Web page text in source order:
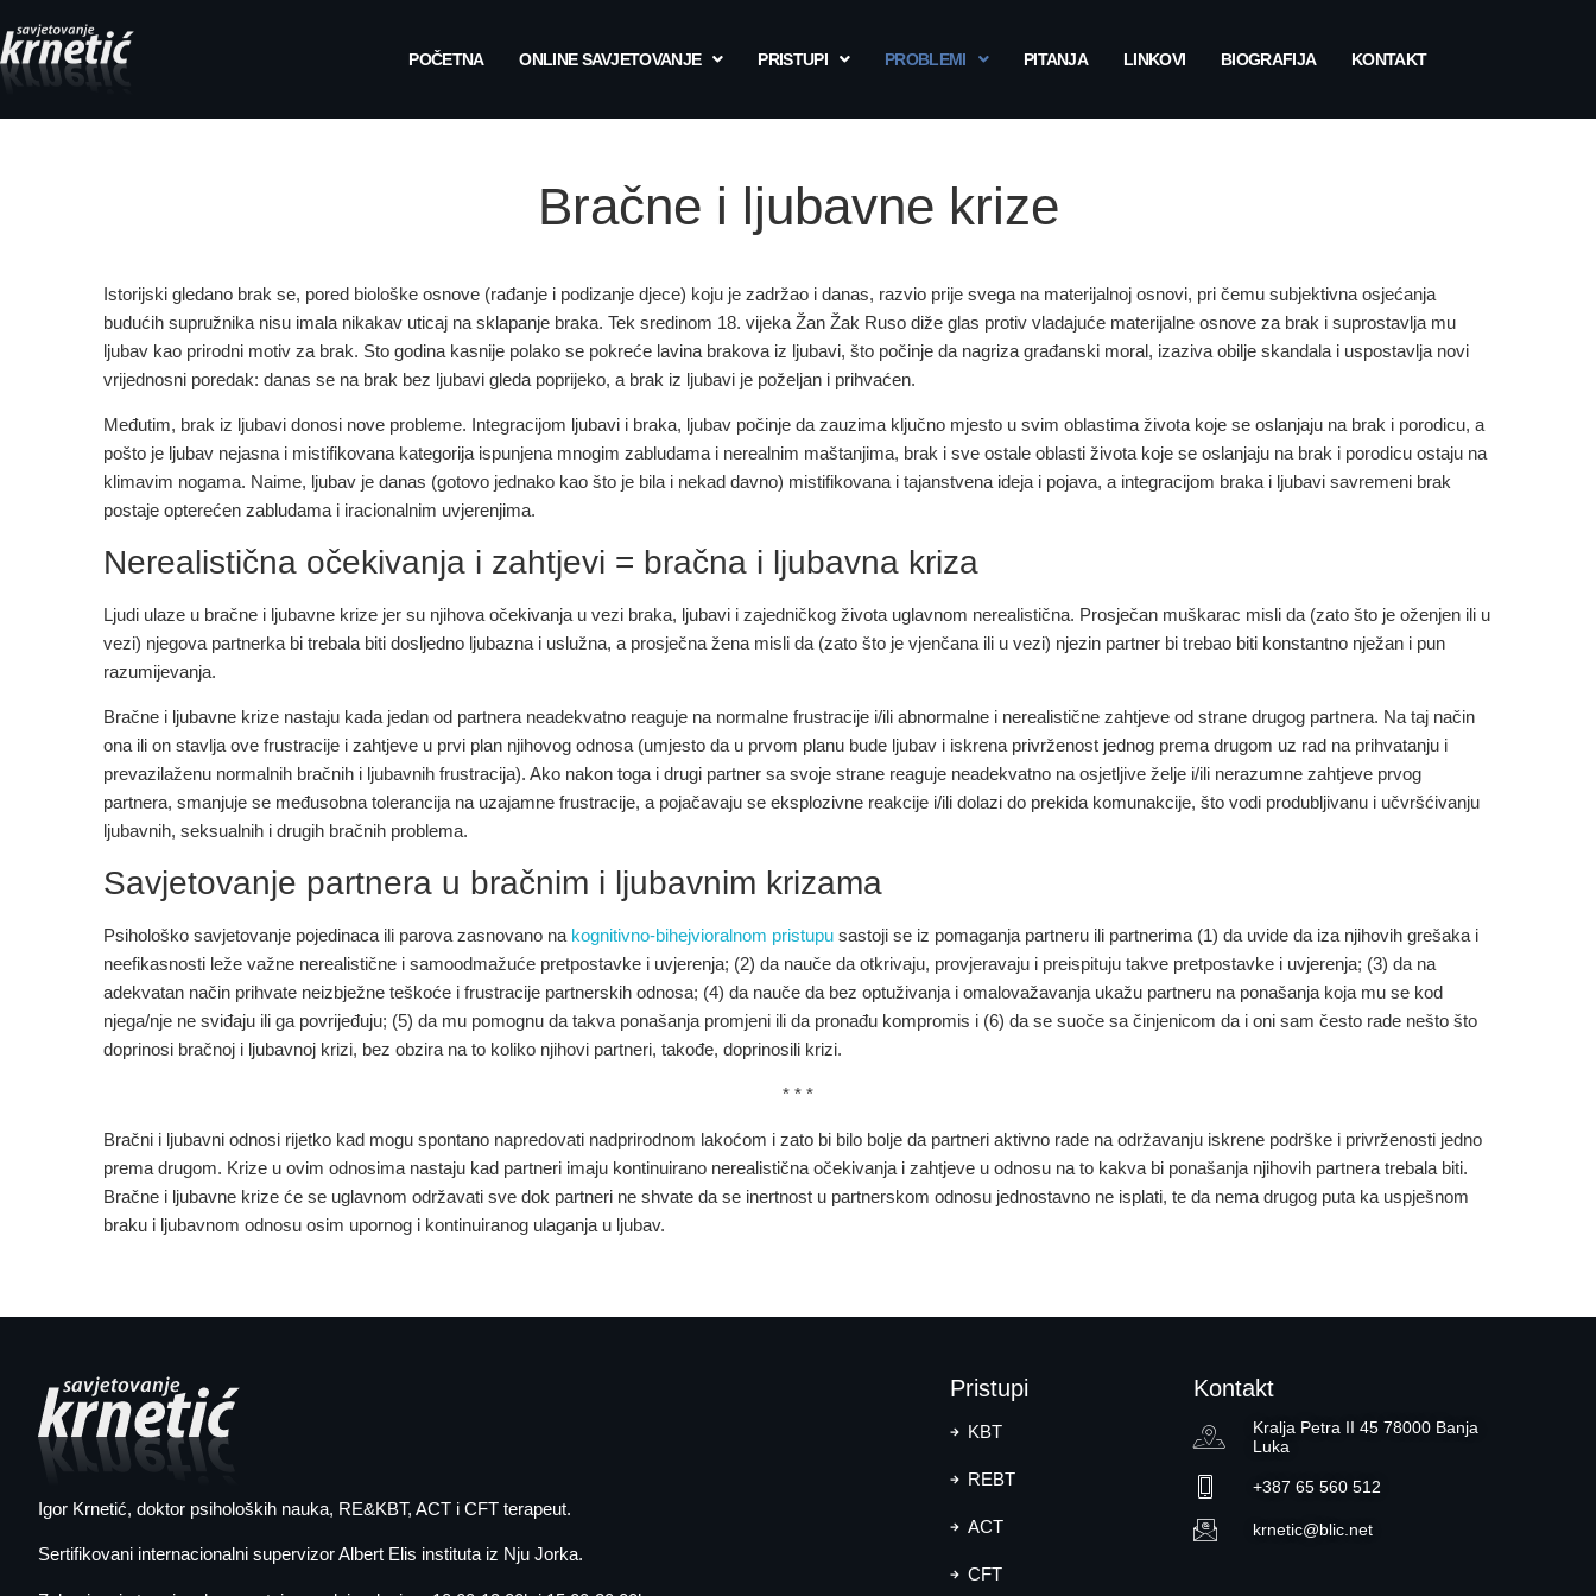
POČETNA ONLINE SAVJETOVANJE PRISTUPI PROBLEMI PITANJA LINKOVI BIOGRAFIJA KONTAKT
Bračne i ljubavne krize
Istorijski gledano brak se, pored biološke osnove (rađanje i podizanje djece) koju je zadržao i danas, razvio prije svega na materijalnoj osnovi, pri čemu subjektivna osjećanja
budućih supružnika nisu imala nikakav uticaj na sklapanje braka. Tek sredinom 18. vijeka Žan Žak Ruso diže glas protiv vladajuće materijalne osnove za brak i suprostavlja mu
ljubav kao prirodni motiv za brak. Sto godina kasnije polako se pokreće lavina brakova iz ljubavi, što počinje da nagriza građanski moral, izaziva obilje skandala i uspostavlja novi
vrijednosni poredak: danas se na brak bez ljubavi gleda poprijeko, a brak iz ljubavi je poželjan i prihvaćen.
Međutim, brak iz ljubavi donosi nove probleme. Integracijom ljubavi i braka, ljubav počinje da zauzima ključno mjesto u svim oblastima života koje se oslanjaju na brak i porodicu, a
pošto je ljubav nejasna i mistifikovana kategorija ispunjena mnogim zabludama i nerealnim maštanjima, brak i sve ostale oblasti života koje se oslanjaju na brak i porodicu ostaju na
klimavim nogama. Naime, ljubav je danas (gotovo jednako kao što je bila i nekad davno) mistifikovana i tajanstvena ideja i pojava, a integracijom braka i ljubavi savremeni brak
postaje opterećen zabludama i iracionalnim uvjerenjima.
Nerealistična očekivanja i zahtjevi = bračna i ljubavna kriza
Ljudi ulaze u bračne i ljubavne krize jer su njihova očekivanja u vezi braka, ljubavi i zajedničkog života uglavnom nerealistična. Prosječan muškarac misli da (zato što je oženjen ili u
vezi) njegova partnerka bi trebala biti dosljedno ljubazna i uslužna, a prosječna žena misli da (zato što je vjenčana ili u vezi) njezin partner bi trebao biti konstantno nježan i pun
razumijevanja.
Bračne i ljubavne krize nastaju kada jedan od partnera neadekvatno reaguje na normalne frustracije i/ili abnormalne i nerealistične zahtjeve od strane drugog partnera. Na taj način
ona ili on stavlja ove frustracije i zahtjeve u prvi plan njihovog odnosa (umjesto da u prvom planu bude ljubav i iskrena privrženost jednog prema drugom uz rad na prihvatanju i
prevazilaženu normalnih bračnih i ljubavnih frustracija). Ako nakon toga i drugi partner sa svoje strane reaguje neadekvatno na osjetljive želje i/ili nerazumne zahtjeve prvog
partnera, smanjuje se međusobna tolerancija na uzajamne frustracije, a pojačavaju se eksplozivne reakcije i/ili dolazi do prekida komunakcije, što vodi produbljivanu i učvršćivanju
ljubavnih, seksualnih i drugih bračnih problema.
Savjetovanje partnera u bračnim i ljubavnim krizama
Psihološko savjetovanje pojedinaca ili parova zasnovano na kognitivno-bihejvioralnom pristupu sastoji se iz pomaganja partneru ili partnerima (1) da uvide da iza njihovih grešaka i
neefikasnosti leže važne nerealistične i samoodmažuće pretpostavke i uvjerenja; (2) da nauče da otkrivaju, provjeravaju i preispituju takve pretpostavke i uvjerenja; (3) da na
adekvatan način prihvate neizbježne teškoće i frustracije partnerskih odnosa; (4) da nauče da bez optuživanja i omalovažavanja ukažu partneru na ponašanja koja mu se kod
njega/nje ne sviđaju ili ga povrijeđuju; (5) da mu pomognu da takva ponašanja promjeni ili da pronađu kompromis i (6) da se suoče sa činjenicom da i oni sam često rade nešto što
doprinosi bračnoj i ljubavnoj krizi, bez obzira na to koliko njihovi partneri, takođe, doprinosili krizi.
* * *
Bračni i ljubavni odnosi rijetko kad mogu spontano napredovati nadprirodnom lakoćom i zato bi bilo bolje da partneri aktivno rade na održavanju iskrene podrške i privrženosti jedno
prema drugom. Krize u ovim odnosima nastaju kad partneri imaju kontinuirano nerealistična očekivanja i zahtjeve u odnosu na to kakva bi ponašanja njihovih partnera trebala biti.
Bračne i ljubavne krize će se uglavnom održavati sve dok partneri ne shvate da se inertnost u partnerskom odnosu jednostavno ne isplati, te da nema drugog puta ka uspješnom
braku i ljubavnom odnosu osim upornog i kontinuiranog ulaganja u ljubav.
Igor Krnetić, doktor psiholoških nauka, RE&KBT, ACT i CFT terapeut.
Sertifikovani internacionalni supervizor Albert Elis instituta iz Nju Jorka.
Pristupi
KBT
REBT
ACT
CFT
Kontakt
Kralja Petra II 45 78000 Banja
Luka
+387 65 560 512
krnetic@blic.net